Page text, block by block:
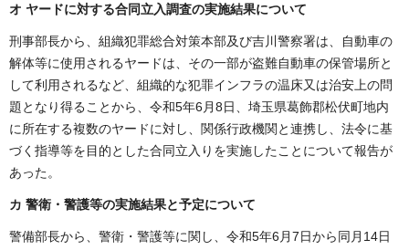
オ ヤードに対する合同立入調査の実施結果について
刑事部長から、組織犯罪総合対策本部及び吉川警察署は、自動車の
解体等に使用されるヤードは、その一部が盗難自動車の保管場所と
して利用されるなど、組織的な犯罪インフラの温床又は治安上の問
題となり得ることから、令和5年6月8日、埼玉県葛飾郡松伏町地内
に所在する複数のヤードに対し、関係行政機関と連携し、法令に基
づく指導等を目的とした合同立入りを実施したことについて報告が
あった。
カ 警衛・警護等の実施結果と予定について
警備部長から、警衛・警護等に関し、令和5年6月7日から同月14日